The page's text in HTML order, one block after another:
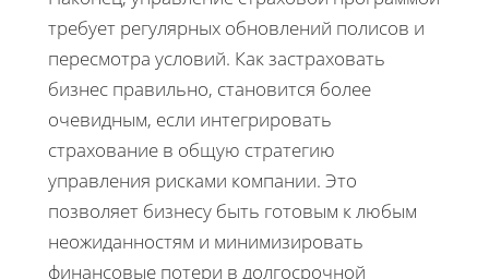
требует регулярных обновлений полисов и
пересмотра условий. Как застраховать
бизнес правильно, становится более
очевидным, если интегрировать
страхование в общую стратегию
управления рисками компании. Это
позволяет бизнесу быть готовым к любым
неожиданностям и минимизировать
финансовые потери в долгосрочной